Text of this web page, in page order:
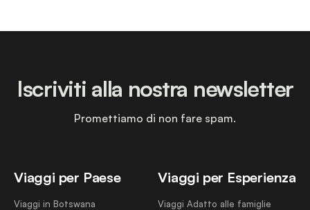
Viaggi per Paese
Viaggi in Botswana
Viaggi per Esperienza
Viaggi Adatto alle famiglie
Iscriviti alla nostra newsletter
Promettiamo di non fare spam.